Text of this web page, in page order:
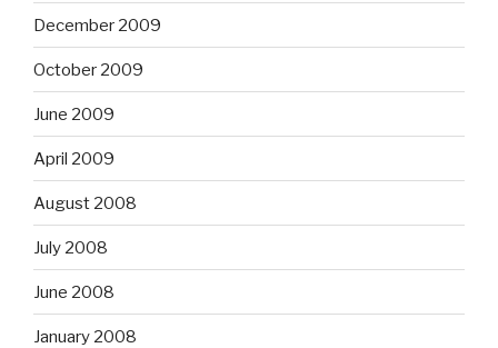
December 2009
October 2009
June 2009
April 2009
August 2008
July 2008
June 2008
January 2008